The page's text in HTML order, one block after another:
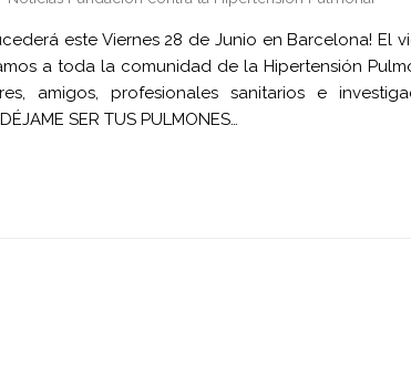
este Viernes 28 de Junio en Barcelona! El
a toda la comunidad de la Hipertensión
amigos, profesionales sanitarios e
SER TUS PULMONES…